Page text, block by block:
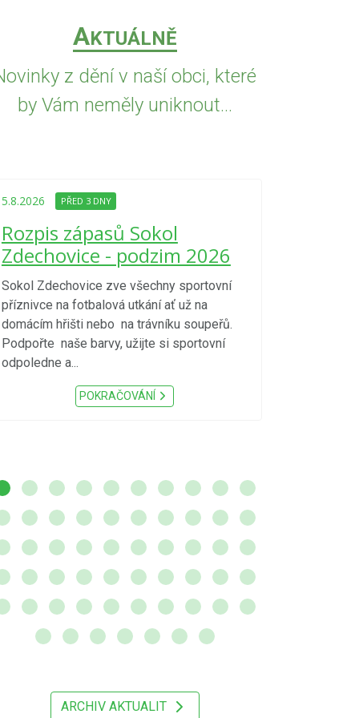
AKTUÁLNĚ
z dění v naší obci, které
by Vám neměly uniknout...
5.8.2026 PŘED 3 DNY
Rozpis zápasů Sokol
Zdechovice - podzim 2026
Sokol Zdechovice zve všechny sportovní
příznivce na fotbalová utkání ať už na
domácím hřišti nebo na trávníku soupeřů.
Podpořte naše barvy, užijte si sportovní
odpoledne a...
POKRAČOVÁNÍ
ARCHIV AKTUALIT